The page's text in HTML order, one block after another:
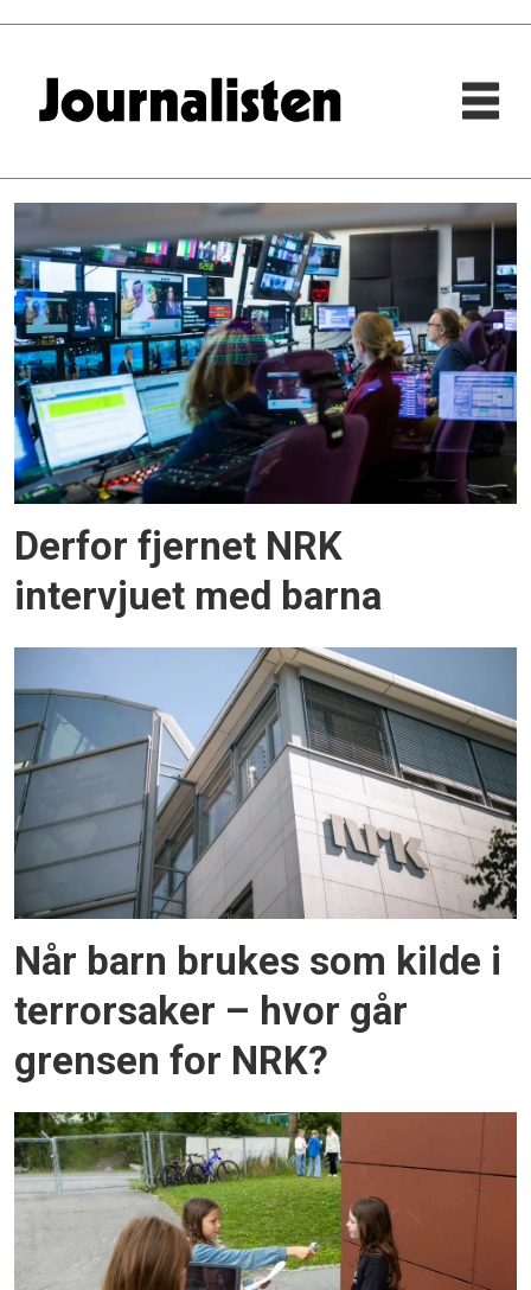
Tag:
barn
Derfor fjernet NRK
intervjuet med barna
Når barn brukes som kilde i
terrorsaker – hvor går
grensen for NRK?